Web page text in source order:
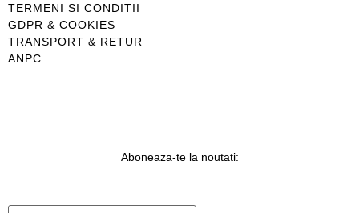
TERMENI SI CONDITII
GDPR & COOKIES
TRANSPORT & RETUR
ANPC
Aboneaza-te la noutati: